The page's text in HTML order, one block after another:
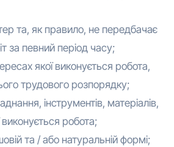
та, як правило, не передбачає
за певний період часу;
якої виконується робота,
трудового розпорядку;
інструментів, матеріалів,
робота;
та / або натуральній формі;